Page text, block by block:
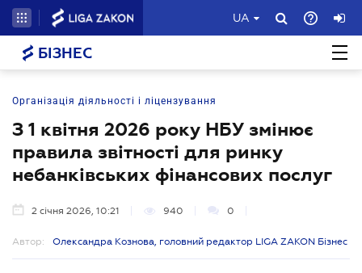
UA
БІЗНЕС
Організація діяльності і ліцензування
З 1 квітня 2026 року НБУ змінює
правила звітності для ринку
небанківських фінансових послуг
2 січня 2026, 10:21 940 0
Автор: Олександра Кознова, головний редактор LIGA ZAKON Бізнес